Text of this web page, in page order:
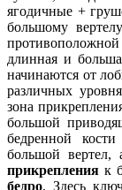
ягодичные +
большому
длинная и
начинаются от
различных
зона
большой
бедренной
большой вертел,
прикрепления к
бедро. Здесь